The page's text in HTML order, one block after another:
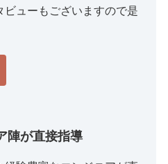
ューもございますので是
陣が直接指導